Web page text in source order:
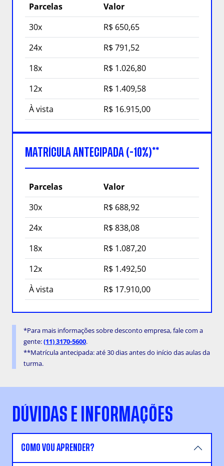
Parcelas
Valor
30x
R$ 650,65
24x
R$ 791,52
18x
R$ 1.026,80
12x
R$ 1.409,58
À vista
R$ 16.915,00
MATRÍCULA ANTECIPADA (-10%)**
Parcelas
Valor
30x
R$ 688,92
24x
R$ 838,08
18x
R$ 1.087,20
12x
R$ 1.492,50
À vista
R$ 17.910,00
*Para mais informações sobre desconto empresa, fale com a
gente:(11) 3170-5600.
**Matrícula antecipada: até 30 dias antes do início das aulas da
turma.
DÚVIDAS E INFORMAÇÕES
COMO VOU APRENDER?